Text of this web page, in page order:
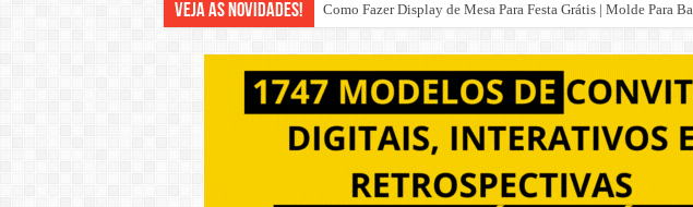
Veja as Novidades! Como Fazer Display de Mesa Para Festa Grátis | Molde Para